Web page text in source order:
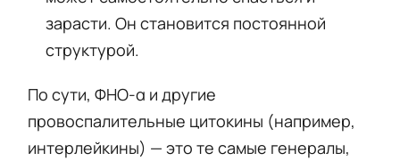
зарасти. Он становится постоянной
структурой.
По сути, ФНО-α и другие
провоспалительные цитокины (например,
интерлейкины) — это те самые генералы,